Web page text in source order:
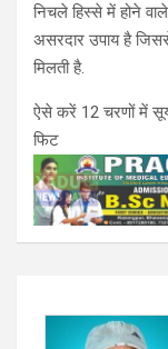
निचले हिस्से में होने
असरदार उपाय है
मिलती है.
ऐसे करें 12 चरणों में
फिट